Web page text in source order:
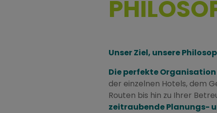
Unser Ziel, unsere
Die perfekte Organisation
der einzelnen Hotels, dem
Routen bis hin zu Ihrer
zeitraubende Planungs-